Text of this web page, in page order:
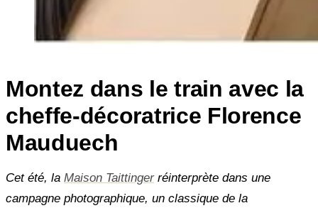
Montez dans le train avec la
cheffe-décoratrice Florence
Mauduech
Cet été, la Maison Taittinger réinterprète dans une
campagne photographique, un classique de la